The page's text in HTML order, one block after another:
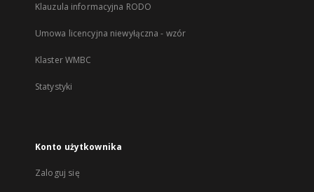
Klauzula informacyjna RODO
Umowa licencyjna niewyłączna - wzór
Klaster WMBC
Statystyki
Konto użytkownika
Zaloguj się